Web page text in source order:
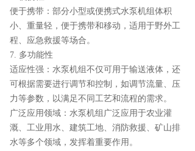
便于携带：部分小型或便携式水泵机组体积
小、重量轻，便于携带和移动，适用于野外工
程、应急救援等场合。
7. 多功能性
适应性强：水泵机组不仅可用于输送液体，还
可根据需要进行调节和控制，如调节流量、压
力等参数，以满足不同工艺和流程的需求。
广泛应用领域：水泵机组广泛应用于农业灌
溉、工业用水、建筑工地、消防救援、矿山排
水等多个领域，发挥着重要作用。